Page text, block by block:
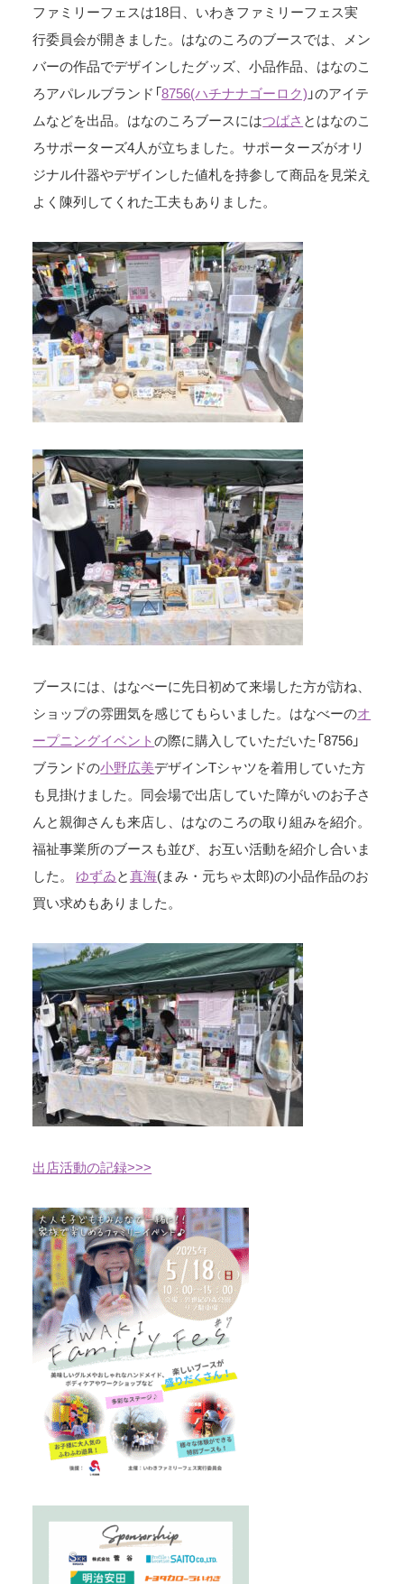
ファミリーフェスは18日、いわきファミリーフェス実
行委員会が開きました。はなのころのブースでは、メン
バーの作品でデザインしたグッズ、小品作品、はなのこ
ろアパレルブランド「8756(ハチナナゴーロク) 」のアイテ
ムなどを出品。はなのころブースにはつばさ とはなのこ
ろサポーターズ4人が立ちました。サポーターズがオリ
ジナル什器やデザインした値札を持参して商品を見栄え
よく陳列してくれた工夫もありました。
ブースには、はなべーに先日初めて来場した方が訪ね、
ショップの雰囲気を感じてもらいました。はなべーのオ
ープニングイベントの際に購入していただいた「8756」
ブランドの小野広美デザインTシャツを着用していた方
も見掛けました。同会場で出店していた障がいのお子さ
んと親御さんも来店し、はなのころの取り組みを紹介。
福祉事業所のブースも並び、お互い活動を紹介し合いま
した。 ゆずゐと真海(まみ・元ちゃ太郎)の小品作品のお
買い求めもありました。
出店活動の記録>>>